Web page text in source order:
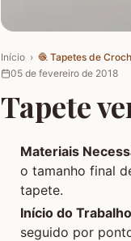
Início › 🧶 Tapetes de
05 de fevereiro de 2018
Tapete
Materiais
o tamanho final
tapete.
Início do
seguido por